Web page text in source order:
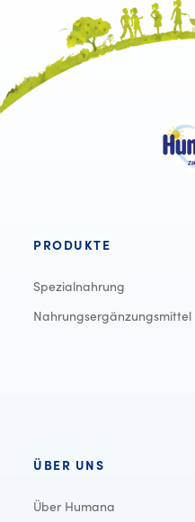
PRODUKTE
Spezialnahrung
Nahrungsergänzungsmittel
ÜBER UNS
Über Humana